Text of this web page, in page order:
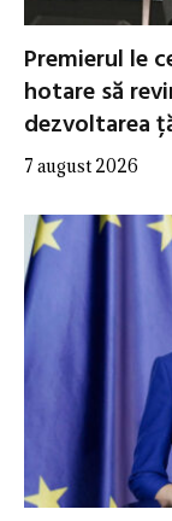
Premierul le
hotare să
dezvoltarea
7 august 2026